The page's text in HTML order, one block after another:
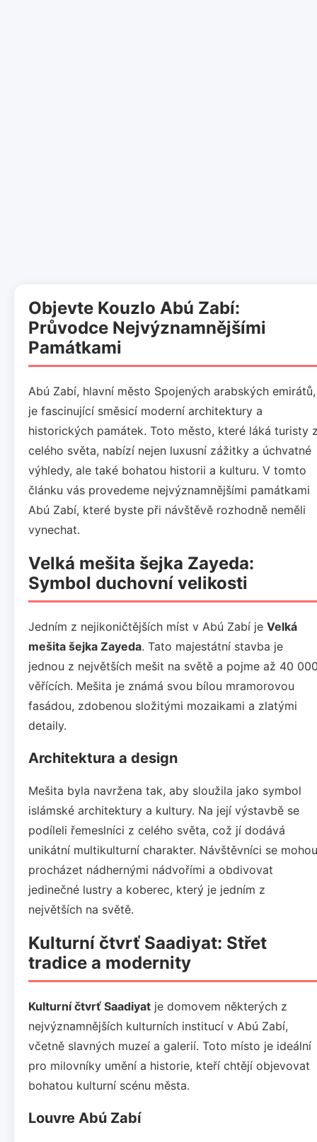
Objevte Kouzlo Abú Zabí:
Průvodce Nejvýznamnějšími
Památkami
Abú Zabí, hlavní město Spojených arabských emirátů,
je fascinující směsicí moderní architektury a
historických památek. Toto město, které láká turisty
celého světa, nabízí nejen luxusní zážitky a úchvatné
výhledy, ale také bohatou historii a kulturu. V tomto
článku vás provedeme nejvýznamnějšími památkami
Abú Zabí, které byste při návštěvě rozhodně neměli
vynechat.
Velká mešita šejka Zayeda:
Symbol duchovní velikosti
Jedním z nejikoničtějších míst v Abú Zabí je Velká
mešita šejka Zayeda. Tato majestátní stavba je
jednou z největších mešit na světě a pojme až 40
věřících. Mešita je známá svou bílou mramorovou
fasádou, zdobenou složitými mozaikami a zlatými
detaily.
Architektura a design
Mešita byla navržena tak, aby sloužila jako symbol
islámské architektury a kultury. Na její výstavbě se
podíleli řemeslníci z celého světa, což jí dodává
unikátní multikulturní charakter. Návštěvníci se mohou
procházet nádhernými nádvořími a obdivovat
jedinečné lustry a koberec, který je jedním z
největších na světě.
Kulturní čtvrť Saadiyat: Střet
tradice a modernity
Kulturní čtvrť Saadiyat je domovem některých z
nejvýznamnějších kulturních institucí v Abú Zabí,
včetně slavných muzeí a galerií. Toto místo je ideální
pro milovníky umění a historie, kteří chtějí objevovat
bohatou kulturní scénu města.
Louvre Abú Zabí